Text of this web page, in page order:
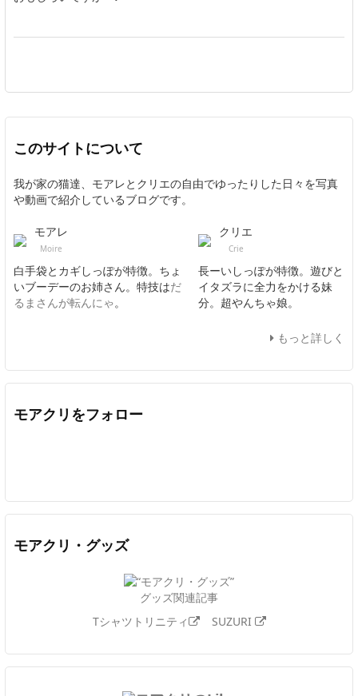
このサイトについて
我が家の猫達、モアレとクリエの自由でゆったりした日々を写真
や動画で紹介しているブログです。
モアレ
Moire
白手袋とカギしっぽが特徴。ちょ
いブーデーのお姉さん。特技はだ
るまさんが転んにゃ。
クリエ
Crie
長ーいしっぽが特徴。遊びと
イタズラに全力をかける妹
分。超やんちゃ娘。
もっと詳しく
モアクリをフォロー
モアクリ・グッズ
グッズ関連記事
Tシャツトリニティ
SUZURI